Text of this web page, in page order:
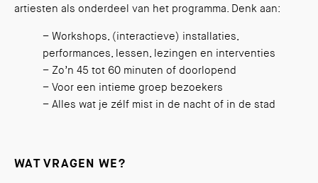
artiesten als onderdeel van het programma. Denk aan:
– Workshops, (interactieve) installaties,
performances, lessen, lezingen en interventies
– Zo’n 45 tot 60 minuten of doorlopend
– Voor een intieme groep bezoekers
– Alles wat je zélf mist in de nacht of in de stad
WAT VRAGEN WE?